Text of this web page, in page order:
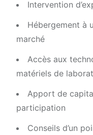
Intervention
Hébergement à
marché
Accès aux
matériels de
Apport de
participation
Conseils d’un